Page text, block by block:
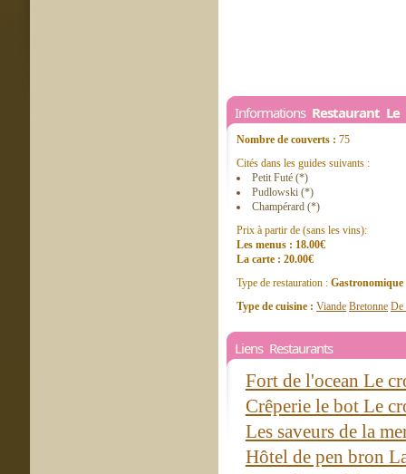
Informations Restaurant
Nombre de couverts : 75
Cités dans les guides suivants :
Petit Futé (*)
Pudlowski (*)
Champérard (*)
Prix à partir de (sans les vins):
Les menus : 18.00€
La carte : 20.00€
Type de restauration : Gastronomique
Type de cuisine : Viande Bretonne De
Liens Restaurants
Fort de l'ocean Le
Crêperie le bot Le
Les saveurs de la
Hôtel de pen bron